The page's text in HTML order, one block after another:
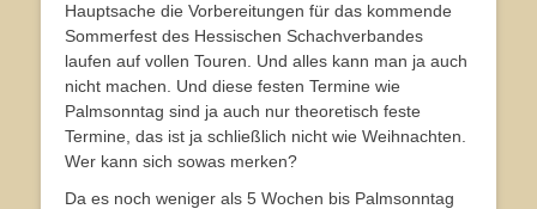
Hauptsache die Vorbereitungen für das kommende
Sommerfest des Hessischen Schachverbandes
laufen auf vollen Touren. Und alles kann man ja auch
nicht machen. Und diese festen Termine wie
Palmsonntag sind ja auch nur theoretisch feste
Termine, das ist ja schließlich nicht wie Weihnachten.
Wer kann sich sowas merken?
Da es noch weniger als 5 Wochen bis Palmsonntag